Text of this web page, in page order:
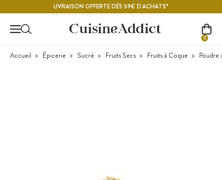
LIVRAISON OFFERTE DÈS 59€ D'ACHATS*
0
Accueil Épicerie Sucré Fruits Secs Fruits à Coque Poudre